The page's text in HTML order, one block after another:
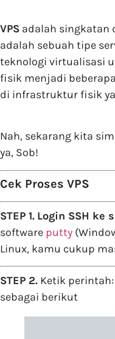
VPS adalah singkatan
adalah sebuah tipe
teknologi virtualisasi
fisik menjadi
di infrastruktur fisik
Nah, sekarang kita
ya, Sob!
Cek Proses VPS
STEP 1. Login SSH ke
software putty
Linux, kamu cukup
STEP 2. Ketik perintah:
sebagai berikut